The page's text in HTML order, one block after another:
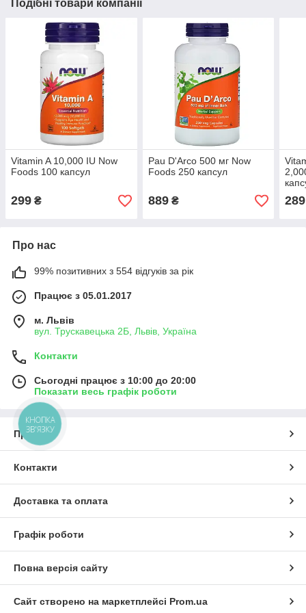
Подібні товари компанії
Vitamin A 10,000 IU Now
Foods 100 капсул
299 ₴
Pau D'Arco 500 мг Now
Foods 250 капсул
889₴ 289
Про нас
99% позитивних з 554 відгуків за рік
Працює з 05.01.2017
м. Львів
вул. Трускавецька 2Б, Львів, Україна
Контакти
Сьогодні працює з 10:00 до 20:00
Показати весь графік роботи
Про нас
Контакти
Доставка та оплата
Графік роботи
Повна версія сайту
Сайт створено на маркетплейсі Prom.ua
КНОПКА
ЗВ'ЯЗКУ